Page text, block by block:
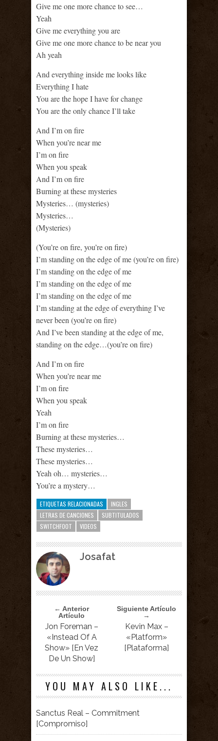
Give me one more chance to see…
Yeah
Give me everything you are
Give me one more chance to be near you
Ah yeah
And everything inside me looks like
Everything I hate
You are the hope I have for change
You are the only chance I’ll take
And I’m on fire
When you’re near me
I’m on fire
When you speak
And I’m on fire
Burning at these mysteries
Mysteries… (mysteries)
Mysteries…
(Mysteries)
(You’re on fire, you’re on fire)
I’m standing on the edge of me (you’re on fire)
I’m standing on the edge of me
I’m standing on the edge of me
I’m standing on the edge of me
I’m standing at the edge of everything I’ve
never been (you’re on fire)
And I’ve been standing at the edge of me,
standing on the edge…(you’re on fire)
And I’m on fire
When you’re near me
I’m on fire
When you speak
Yeah
I’m on fire
Burning at these mysteries…
These mysteries…
These mysteries…
Yeah oh… mysteries…
You’re a mystery…
ETIQUETAS RELACIONADAS
INGLES
LETRAS DE CANCIONES
SUBTITULADOS
SWITCHFOOT
VIDEOS
Josafat
← Anterior
Artículo
Jon Foreman –
«Instead Of A
Show» [En Vez
De Un Show]
Siguiente Artículo
→
Kevin Max –
«Platform»
[Plataforma]
YOU MAY ALSO LIKE...
Sanctus Real – Commitment
[Compromiso]